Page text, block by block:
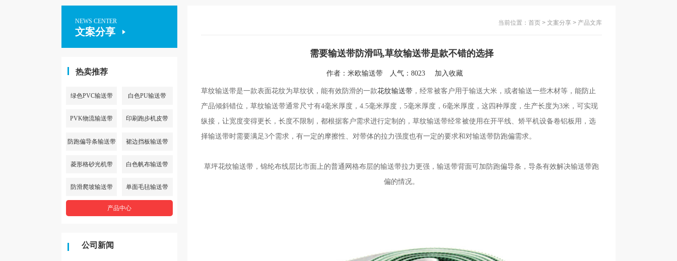
NEWS CENTER
文案分享
热卖推荐
绿色PVC输送带 白色PU输送带
PVK物流输送带 印刷跑步机皮带
防跑偏导条输送带 裙边挡板输送带
菱形格砂光机带 白色帆布输送带
防滑爬坡输送带 单面毛毡输送带
产品中心
公司新闻
当前位置： 首页 > 文案分享 > 产品文库
需要输送带防滑吗,草纹输送带是款不错的选择
作者： 米欧输送带人气：8023 加入收藏
草纹输送带是一款表面花纹为草纹状，能有效防滑的一款花纹输送带 ，经常被客户用于输送大米，或者输送一些木材等，能防止
产品倾斜错位，草纹输送带通常尺寸有4毫米厚度，4.5毫米厚度，5毫米厚度，6毫米厚度，这四种厚度，生产长度为3米，可实现
纵接，让宽度变得更长，长度不限制，都根据客户需求进行定制的，草纹输送带经常被使用在开平线、矫平机设备卷铝板用，选
择输送带时需要满足3个需求，有一定的摩擦性、对带体的拉力强度也有一定的要求和对输送带防跑偏需求。
草坪花纹输送带， 锦纶布线层比市面上的普通网格布层的输送带拉力更强，输送带背面可加防跑偏导条，导条有效解决输送带跑
偏的情况。